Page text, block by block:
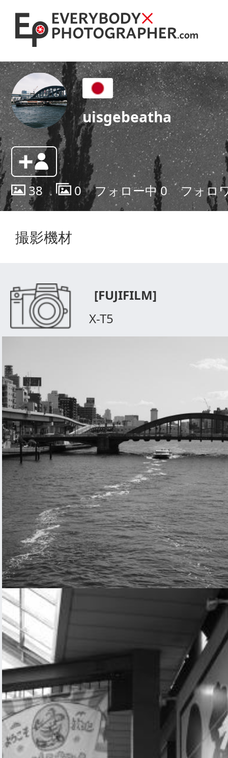
uisgebeatha
38 0 フォロー中0 フォロ
撮影機材
[FUJIFILM]
X-T5